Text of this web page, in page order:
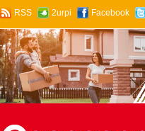
RSS 2urpi Facebook